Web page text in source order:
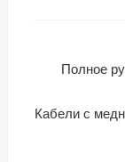
Полное
Кабели с медным